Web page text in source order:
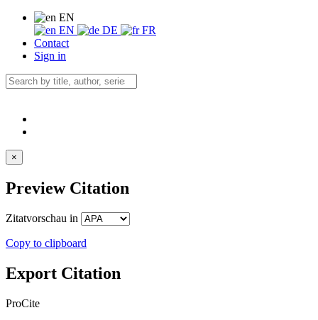
EN
EN
DE
FR
Contact
Sign in
×
Preview Citation
Zitatvorschau in
Copy to clipboard
Export Citation
ProCite